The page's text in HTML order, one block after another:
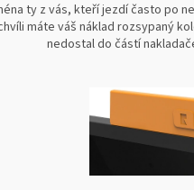
ty z vás, kteří jezdí často po
máte váš náklad rozsypaný
nedostal do částí